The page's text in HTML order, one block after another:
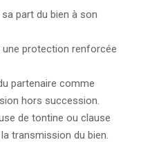
part du bien à son
protection renforcée
partenaire comme
hors succession.
de tontine ou clause
transmission du bien.